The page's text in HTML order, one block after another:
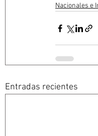
Nacionales e
Entradas recientes